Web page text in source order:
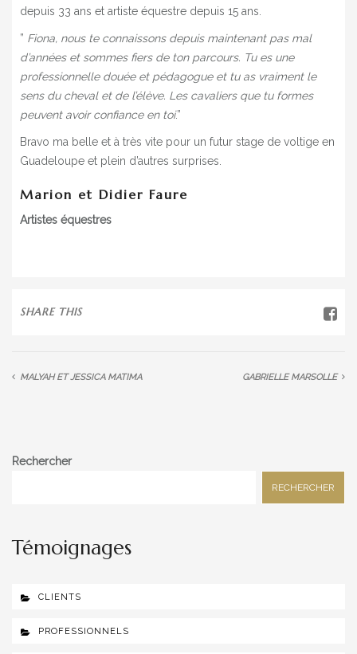
depuis 33 ans et artiste équestre depuis 15 ans.
” Fiona, nous te connaissons depuis maintenant pas mal
d’années et sommes fiers de ton parcours. Tu es une
professionnelle douée et pédagogue et tu as vraiment le
sens du cheval et de l’élève. Les cavaliers que tu formes
peuvent avoir confiance en toi.”
Bravo ma belle et à très vite pour un futur stage de voltige en
Guadeloupe et plein d’autres surprises.
Marion et Didier Faure
Artistes équestres
SHARE THIS
MALYAH ET JESSICA MATIMA GABRIELLE MARSOLLE
Rechercher
RECHERCHER
Témoignages
CLIENTS
PROFESSIONNELS